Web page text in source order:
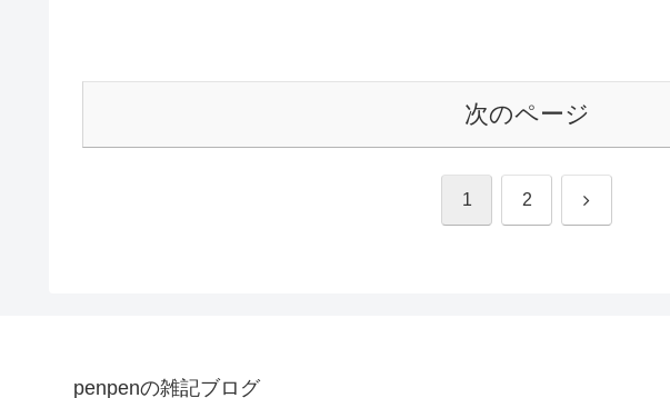
次のページ
1 2 次
penpenの雑記ブログ